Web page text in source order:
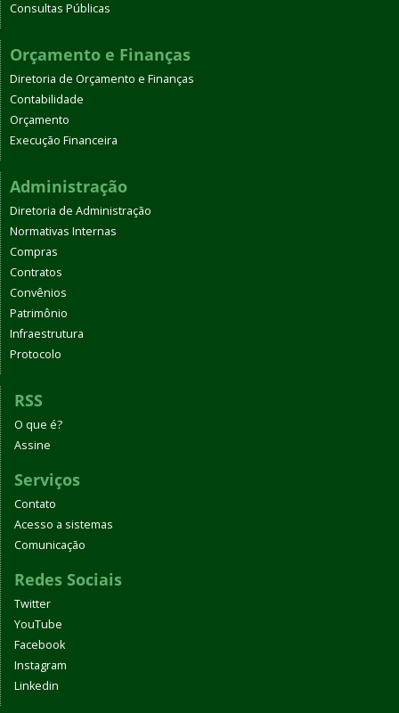
Consultas Públicas
Orçamento e Finanças
Diretoria de Orçamento e Finanças
Contabilidade
Orçamento
Execução Financeira
Administração
Diretoria de Administração
Normativas Internas
Compras
Contratos
Convênios
Patrimônio
Infraestrutura
Protocolo
RSS
O que é?
Assine
Serviços
Contato
Acesso a sistemas
Comunicação
Redes Sociais
Twitter
YouTube
Facebook
Instagram
Linkedin